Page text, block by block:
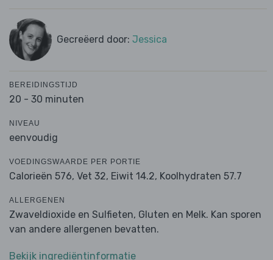
Gecreëerd door: Jessica
BEREIDINGSTIJD
20 - 30 minuten
NIVEAU
eenvoudig
VOEDINGSWAARDE PER PORTIE
Calorieën 576, Vet 32, Eiwit 14.2, Koolhydraten 57.7
ALLERGENEN
Zwaveldioxide en Sulfieten, Gluten en Melk. Kan sporen
van andere allergenen bevatten.
Bekijk ingrediëntinformatie